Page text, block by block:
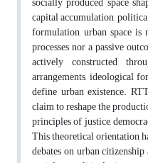
capital accumulation,
formulation, urban space
processes nor a passive
actively constructed
arrangements, ideological
define urban existence.
claim to reshape the
principles of justice,
This theoretical orientation
debates on urban